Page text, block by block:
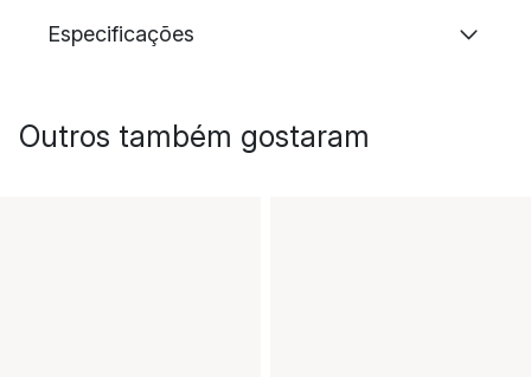
Especificações
Outros também gostaram